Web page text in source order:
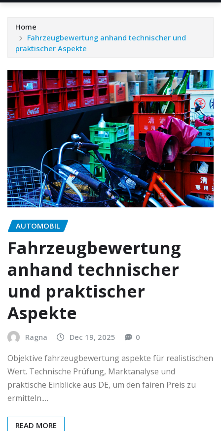
Home
Fahrzeugbewertung anhand technischer und
praktischer Aspekte
AUTOMOBIL
Fahrzeugbewertung
anhand technischer
und praktischer
Aspekte
Ragna Dec 19, 2025 0
Objektive fahrzeugbewertung aspekte für realistischen
Wert. Technische Prüfung, Marktanalyse und
praktische Einblicke aus DE, um den fairen Preis zu
ermitteln.…
READ MORE